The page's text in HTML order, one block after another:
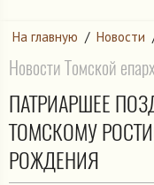
На главную / Новости
Новости Томской
ПАТРИАРШЕЕ
ТОМСКОМУ
РОЖДЕНИЯ